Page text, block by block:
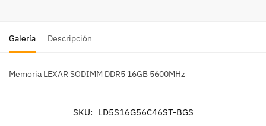
Galería Descripción
Memoria LEXAR SODIMM DDR5 16GB 5600MHz
SKU: LD5S16G56C46ST-BGS